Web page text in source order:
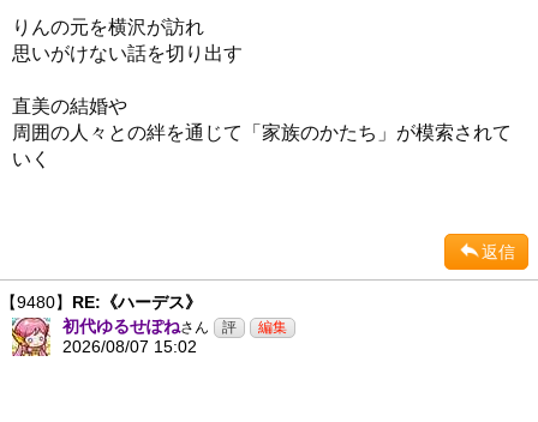
りんの元を横沢が訪れ
思いがけない話を切り出す
直美の結婚や
周囲の人々との絆を通じて「家族のかたち」が模索されて
いく
返信
【9480】 RE:《ハーデス》
初代ゆるせぽねさん
2026/08/07 15:02